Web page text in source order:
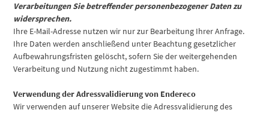
Verarbeitungen Sie betreffender personenbezogener Daten zu
widersprechen.
Ihre E-Mail-Adresse nutzen wir nur zur Bearbeitung Ihrer Anfrage.
Ihre Daten werden anschließend unter Beachtung gesetzlicher
Aufbewahrungsfristen gelöscht, sofern Sie der weitergehenden
Verarbeitung und Nutzung nicht zugestimmt haben.
Verwendung der Adressvalidierung von Endereco
Wir verwenden auf unserer Website die Adressvalidierung des